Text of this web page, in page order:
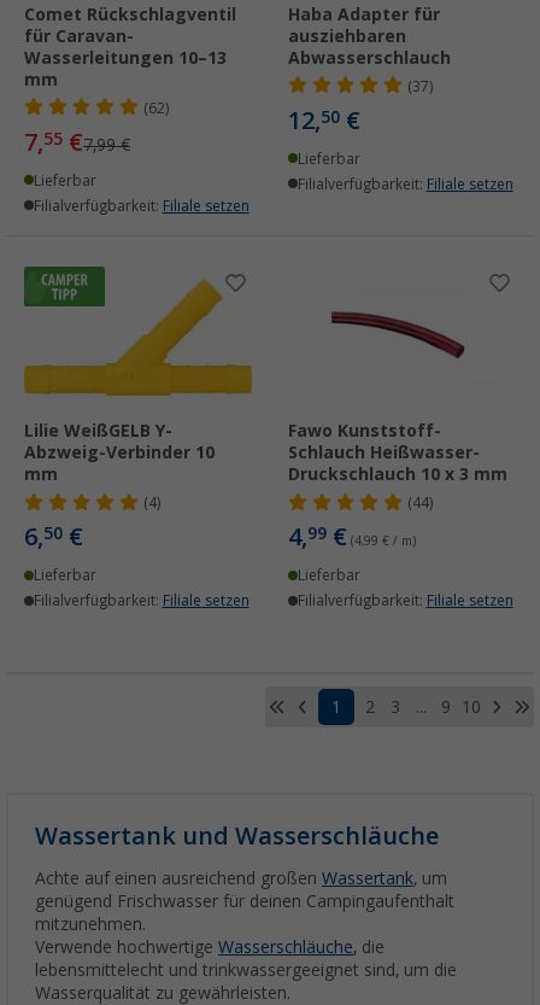
Comet Rückschlagventil
für Caravan-
Wasserleitungen 10–13
mm
(62)
7,55 €7,99 €
Lieferbar
Filialverfügbarkeit: Filiale setzen
Haba Adapter für
ausziehbaren
Abwasserschlauch
(37)
12,50 €
Lieferbar
Filialverfügbarkeit: Filiale setzen
Lilie WeißGELB Y-
Abzweig-Verbinder 10
mm
(4)
6,50 €
Lieferbar
Filialverfügbarkeit: Filiale setzen
Fawo Kunststoff-
Schlauch Heißwasser-
Druckschlauch 10 x 3 mm
(44)
4,99 € (4,99 € / m)
Lieferbar
Filialverfügbarkeit: Filiale setzen
1 2 3 ... 9 10
Wassertank und Wasserschläuche
Achte auf einen ausreichend großen Wassertank, um
genügend Frischwasser für deinen Campingaufenthalt
mitzunehmen.
Verwende hochwertige Wasserschläuche, die
lebensmittelecht und trinkwassergeeignet sind, um die
Wasserqualität zu gewährleisten.